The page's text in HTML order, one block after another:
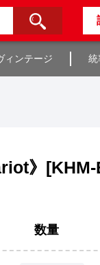
ィンテージ 統
》
数量